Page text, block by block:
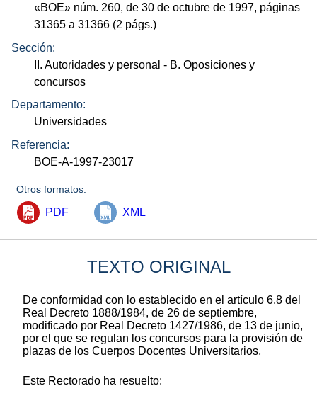
«BOE» núm. 260, de 30 de octubre de 1997, páginas
31365 a 31366 (2 págs.)
Sección:
II. Autoridades y personal - B. Oposiciones y
concursos
Departamento:
Universidades
Referencia:
BOE-A-1997-23017
Otros formatos:
PDF XML
TEXTO ORIGINAL
De conformidad con lo establecido en el artículo 6.8 del
Real Decreto 1888/1984, de 26 de septiembre,
modificado por Real Decreto 1427/1986, de 13 de junio,
por el que se regulan los concursos para la provisión de
plazas de los Cuerpos Docentes Universitarios,
Este Rectorado ha resuelto: